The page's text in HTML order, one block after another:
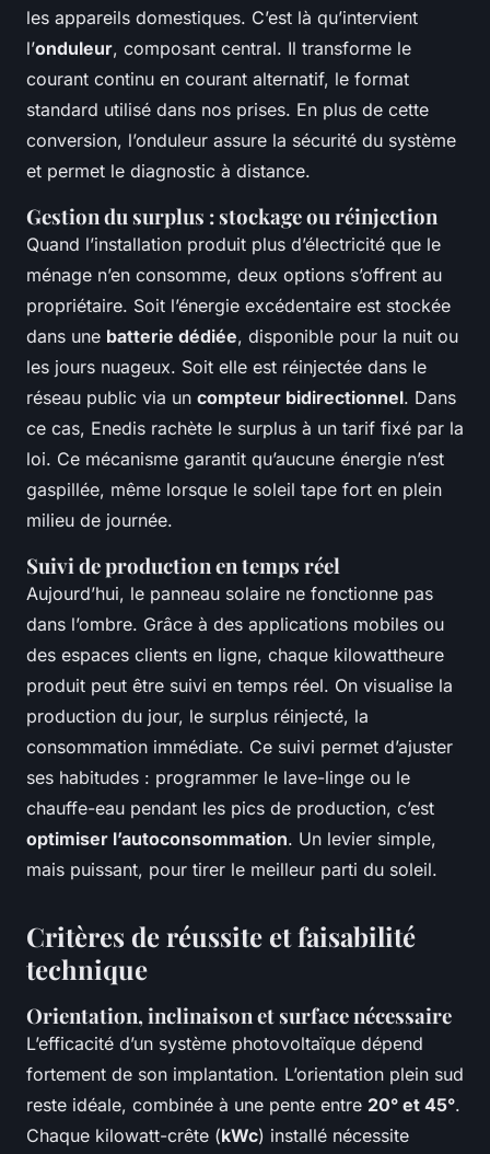
les appareils domestiques. C’est là qu’intervient
l’onduleur, composant central. Il transforme le
courant continu en courant alternatif, le format
standard utilisé dans nos prises. En plus de cette
conversion, l’onduleur assure la sécurité du système
et permet le diagnostic à distance.
Gestion du surplus : stockage ou réinjection
Quand l’installation produit plus d’électricité que le
ménage n’en consomme, deux options s’offrent au
propriétaire. Soit l’énergie excédentaire est stockée
dans une batterie dédiée, disponible pour la nuit ou
les jours nuageux. Soit elle est réinjectée dans le
réseau public via un compteur bidirectionnel. Dans
ce cas, Enedis rachète le surplus à un tarif fixé par la
loi. Ce mécanisme garantit qu’aucune énergie n’est
gaspillée, même lorsque le soleil tape fort en plein
milieu de journée.
Suivi de production en temps réel
Aujourd’hui, le panneau solaire ne fonctionne pas
dans l’ombre. Grâce à des applications mobiles ou
des espaces clients en ligne, chaque kilowattheure
produit peut être suivi en temps réel. On visualise la
production du jour, le surplus réinjecté, la
consommation immédiate. Ce suivi permet d’ajuster
ses habitudes : programmer le lave-linge ou le
chauffe-eau pendant les pics de production, c’est
optimiser l’autoconsommation. Un levier simple,
mais puissant, pour tirer le meilleur parti du soleil.
Critères de réussite et faisabilité
technique
Orientation, inclinaison et surface nécessaire
L’efficacité d’un système photovoltaïque dépend
fortement de son implantation. L’orientation plein sud
reste idéale, combinée à une pente entre 20° et 45°.
Chaque kilowatt-crête (kWc) installé nécessite